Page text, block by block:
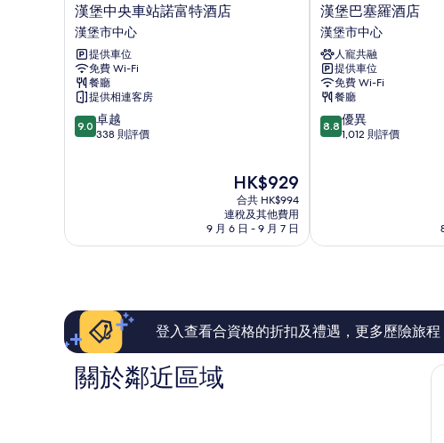
漢
堡
中
央
車
站
諾
富
特
心
漢堡中央車站諾富特酒店
漢堡市中心
提供車位
免費 Wi-Fi
餐廳
提供相連客房
9.0
分
越，
價
評
價
9.0 卓越
338 則評價
現
售
HK$929
HK$929
合共 HK$994
連稅及其他費用
9 月 6 日 - 9 月 7 日
漢
堡
巴
塞
羅
酒
店
漢
堡
漢堡巴塞羅酒店
漢堡市中心
人寵共融
提供車位
免費 Wi-Fi
餐廳
8.8
分
異，
價
篇
評
價
8.8 優異
1,012 則評價
登入查看合資格的折扣及禮遇，更多歷險旅程
關於鄰近區域